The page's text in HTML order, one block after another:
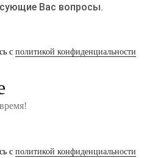
Вас вопросы.
с политикой конфиденциальности
с политикой конфиденциальности